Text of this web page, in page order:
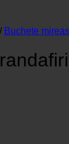
/ Buchete